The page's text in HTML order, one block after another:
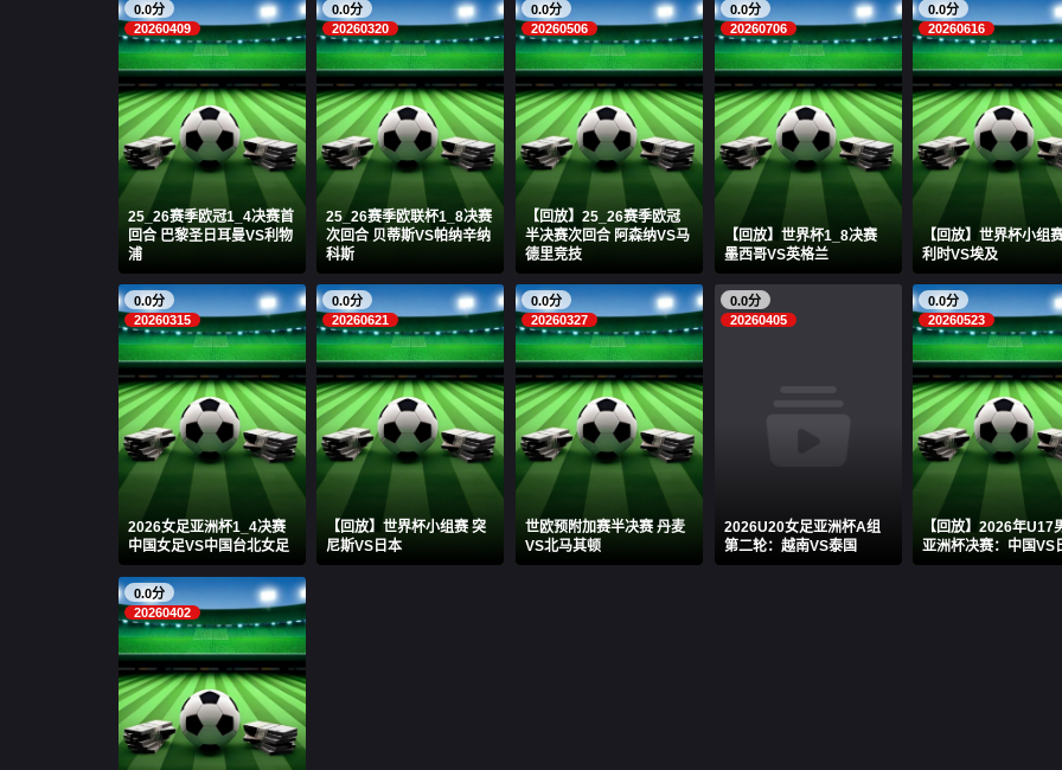
0.0分
20260409
25_26赛季欧冠1_4决赛首
回合 巴黎圣日耳曼VS利物
浦
0.0分
20260320
25_26赛季欧联杯1_8决赛
次回合 贝蒂斯VS帕纳辛纳
科斯
0.0分
20260506
【回放】25_26赛季欧冠
半决赛次回合 阿森纳VS马
德里竞技
0.0分
20260706
【回放】世界杯1_8决赛
墨西哥VS英格兰
0.0分
20260616
【回放】世界杯小组
利时VS埃及
0.0分
20260315
2026女足亚洲杯1_4决赛
中国女足VS中国台北女足
0.0分
20260621
【回放】世界杯小组赛 突
尼斯VS日本
0.0分
20260327
世欧预附加赛半决赛 丹麦
VS北马其顿
0.0分
20260405
2026U20女足亚洲杯A组
第二轮：越南VS泰国
0.0分
20260523
【回放】2026年U17
亚洲杯决赛：中国VS
0.0分
20260402